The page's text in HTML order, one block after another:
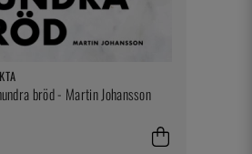
bröd - Martin Johansson